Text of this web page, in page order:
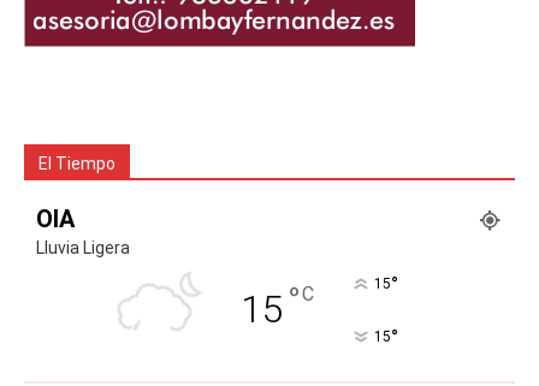
El Tiempo
OIA
Lluvia Ligera
15 °C 15°
15°